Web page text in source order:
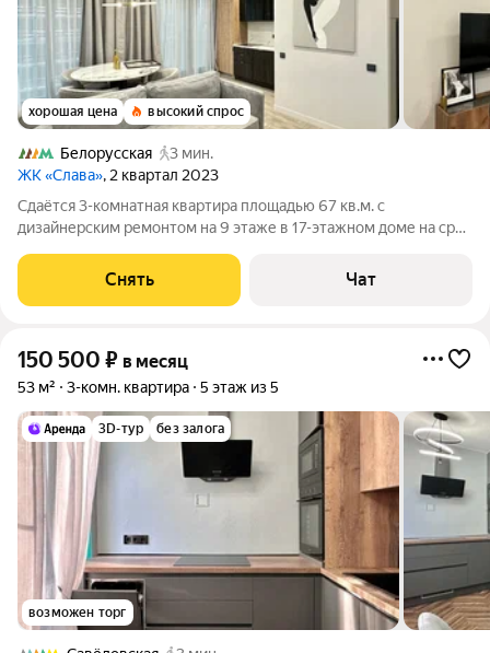
хорошая цена высокий спрос
Белорусская
3 мин.
ЖК «Слава», 2 квартал 2023
Сдаётся 3-комнатная квартира площадью 67 кв.м. с
дизайнерским ремонтом на 9 этаже в 17-этажном доме на срок
Холодильник Дом - монолитный, окна выходят во двор и на
улицу. Есть консьерж. В
Снять Чат
150 500 ₽ в месяц
53 м² 3-комн. квартира 5 этаж из 5
3D-тур без залога
возможен торг